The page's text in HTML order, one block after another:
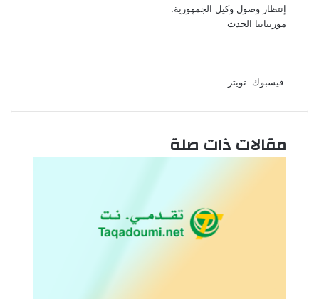
إنتظار وصول وكيل الجمهورية.
موريتانيا الحدث
فيسبوك تويتر
البريد
مقالات ذات صلة